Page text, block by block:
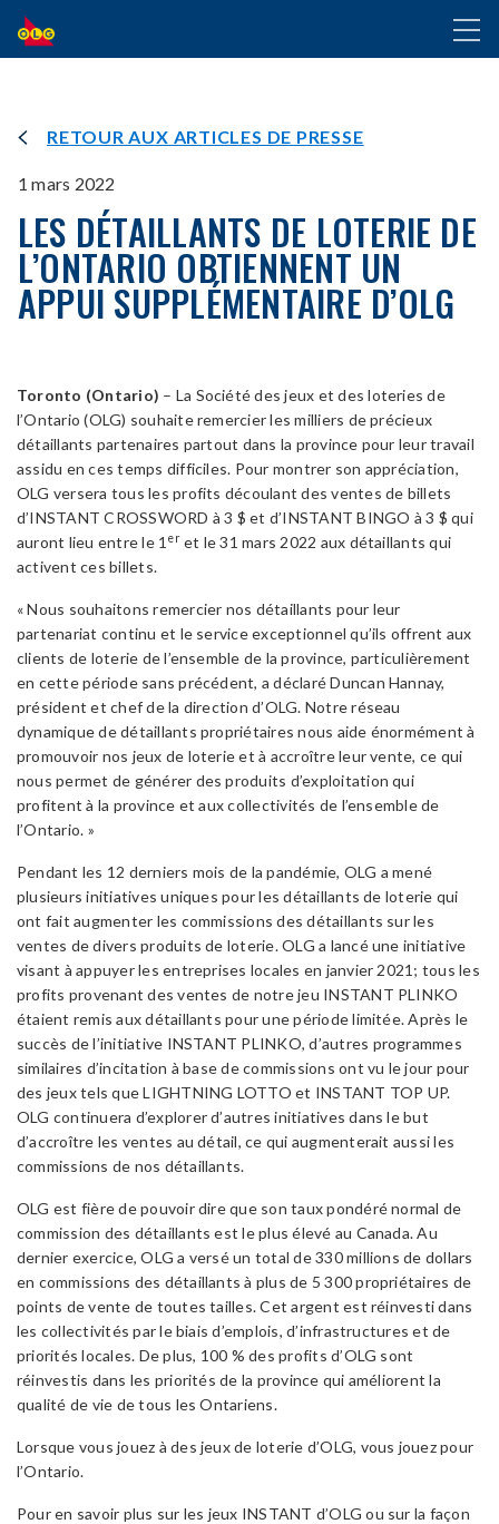
ALLER
AU
CONTENU
RETOUR AUX ARTICLES DE PRESSE
1 mars 2022
LES DÉTAILLANTS DE LOTERIE DE
L’ONTARIO OBTIENNENT UN
APPUI SUPPLÉMENTAIRE D’OLG
Toronto (Ontario) – La Société des jeux et des loteries de
l’Ontario (OLG) souhaite remercier les milliers de précieux
détaillants partenaires partout dans la province pour leur travail
assidu en ces temps difficiles. Pour montrer son appréciation,
OLG versera tous les profits découlant des ventes de billets
d’INSTANT CROSSWORD à 3 $ et d’INSTANT BINGO à 3 $ qui
auront lieu entre le 1 eret le 31 mars 2022 aux détaillants qui
activent ces billets.
« Nous souhaitons remercier nos détaillants pour leur
partenariat continu et le service exceptionnel qu’ils offrent aux
clients de loterie de l’ensemble de la province, particulièrement
en cette période sans précédent, a déclaré Duncan Hannay,
président et chef de la direction d’OLG. Notre réseau
dynamique de détaillants propriétaires nous aide énormément à
promouvoir nos jeux de loterie et à accroître leur vente, ce qui
nous permet de générer des produits d’exploitation qui
profitent à la province et aux collectivités de l’ensemble de
l’Ontario. »
Pendant les 12 derniers mois de la pandémie, OLG a mené
plusieurs initiatives uniques pour les détaillants de loterie qui
ont fait augmenter les commissions des détaillants sur les
ventes de divers produits de loterie. OLG a lancé une initiative
visant à appuyer les entreprises locales en janvier 2021; tous les
profits provenant des ventes de notre jeu INSTANT PLINKO
étaient remis aux détaillants pour une période limitée. Après le
succès de l’initiative INSTANT PLINKO, d’autres programmes
similaires d’incitation à base de commissions ont vu le jour pour
des jeux tels que LIGHTNING LOTTO et INSTANT TOP UP.
OLG continuera d’explorer d’autres initiatives dans le but
d’accroître les ventes au détail, ce qui augmenterait aussi les
commissions de nos détaillants.
OLG est fière de pouvoir dire que son taux pondéré normal de
commission des détaillants est le plus élevé au Canada. Au
dernier exercice, OLG a versé un total de 330 millions de dollars
en commissions des détaillants à plus de 5 300 propriétaires de
points de vente de toutes tailles. Cet argent est réinvesti dans
les collectivités par le biais d’emplois, d’infrastructures et de
priorités locales. De plus, 100 % des profits d’OLG sont
réinvestis dans les priorités de la province qui améliorent la
qualité de vie de tous les Ontariens.
Lorsque vous jouez à des jeux de loterie d’OLG, vous jouez pour
l’Ontario.
Pour en savoir plus sur les jeux INSTANT d’OLG ou sur la façon